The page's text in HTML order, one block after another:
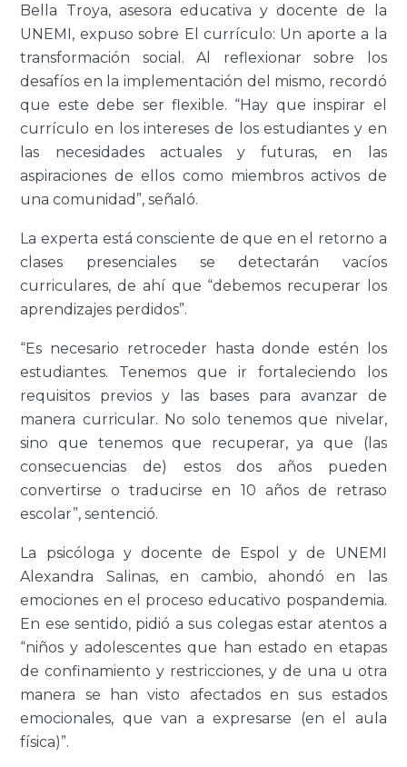
Bella Troya, asesora educativa y docente de la
UNEMI, expuso sobre El currículo: Un aporte a la
transformación social. Al reflexionar sobre los
desafíos en la implementación del mismo, recordó
que este debe ser flexible. “Hay que inspirar el
currículo en los intereses de los estudiantes y en
las necesidades actuales y futuras, en las
aspiraciones de ellos como miembros activos de
una comunidad”, señaló.
La experta está consciente de que en el retorno a
clases presenciales se detectarán vacíos
curriculares, de ahí que “debemos recuperar los
aprendizajes perdidos”.
“Es necesario retroceder hasta donde estén los
estudiantes. Tenemos que ir fortaleciendo los
requisitos previos y las bases para avanzar de
manera curricular. No solo tenemos que nivelar,
sino que tenemos que recuperar, ya que (las
consecuencias de) estos dos años pueden
convertirse o traducirse en 10 años de retraso
escolar”, sentenció.
La psicóloga y docente de Espol y de UNEMI
Alexandra Salinas, en cambio, ahondó en las
emociones en el proceso educativo pospandemia.
En ese sentido, pidió a sus colegas estar atentos a
“niños y adolescentes que han estado en etapas
de confinamiento y restricciones, y de una u otra
manera se han visto afectados en sus estados
emocionales, que van a expresarse (en el aula
física)”.